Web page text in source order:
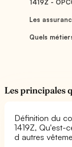
1419Z -
Les
Quels
Les principales
Définition du
1419Z, Qu'est-
d autres